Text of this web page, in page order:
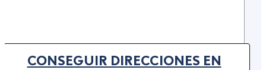
CONSEGUIR DIRECCIONES EN